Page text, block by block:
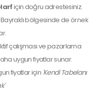
için doğru adrestesiniz.
bölgesinde de örnek
çalışması ve pazarlama
uygun fiyatlar sunar.
fiyatlar için 'Kendi Tabelanı